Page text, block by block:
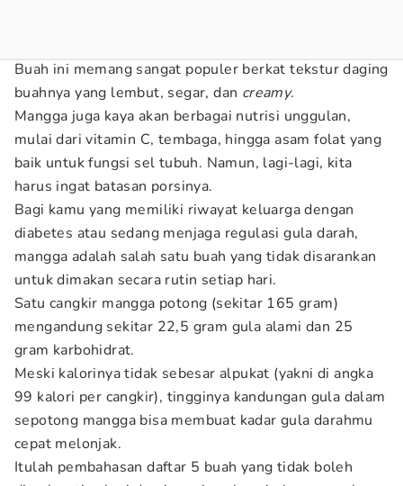
Buah ini memang sangat populer berkat tekstur daging
buahnya yang lembut, segar, dan creamy.
Mangga juga kaya akan berbagai nutrisi unggulan,
mulai dari vitamin C, tembaga, hingga asam folat yang
baik untuk fungsi sel tubuh. Namun, lagi-lagi, kita
harus ingat batasan porsinya.
Bagi kamu yang memiliki riwayat keluarga dengan
diabetes atau sedang menjaga regulasi gula darah,
mangga adalah salah satu buah yang tidak disarankan
untuk dimakan secara rutin setiap hari.
Satu cangkir mangga potong (sekitar 165 gram)
mengandung sekitar 22,5 gram gula alami dan 25
gram karbohidrat.
Meski kalorinya tidak sebesar alpukat (yakni di angka
99 kalori per cangkir), tingginya kandungan gula dalam
sepotong mangga bisa membuat kadar gula darahmu
cepat melonjak.
Itulah pembahasan daftar 5 buah yang tidak boleh